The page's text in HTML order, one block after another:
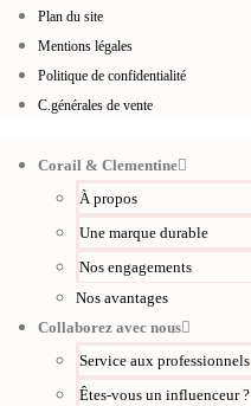
Plan du site
Mentions légales
Politique de confidentialité
C.générales de vente
Corail & Clementine
À propos
Une marque durable
Nos engagements
Nos avantages
Collaborez avec nous
Service aux professionnels
Êtes-vous un influenceur ?